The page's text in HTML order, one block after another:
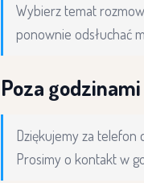
Wybierz temat
ponownie odsłuchać
Poza
Dziękujemy za telefon
Prosimy o kontakt w